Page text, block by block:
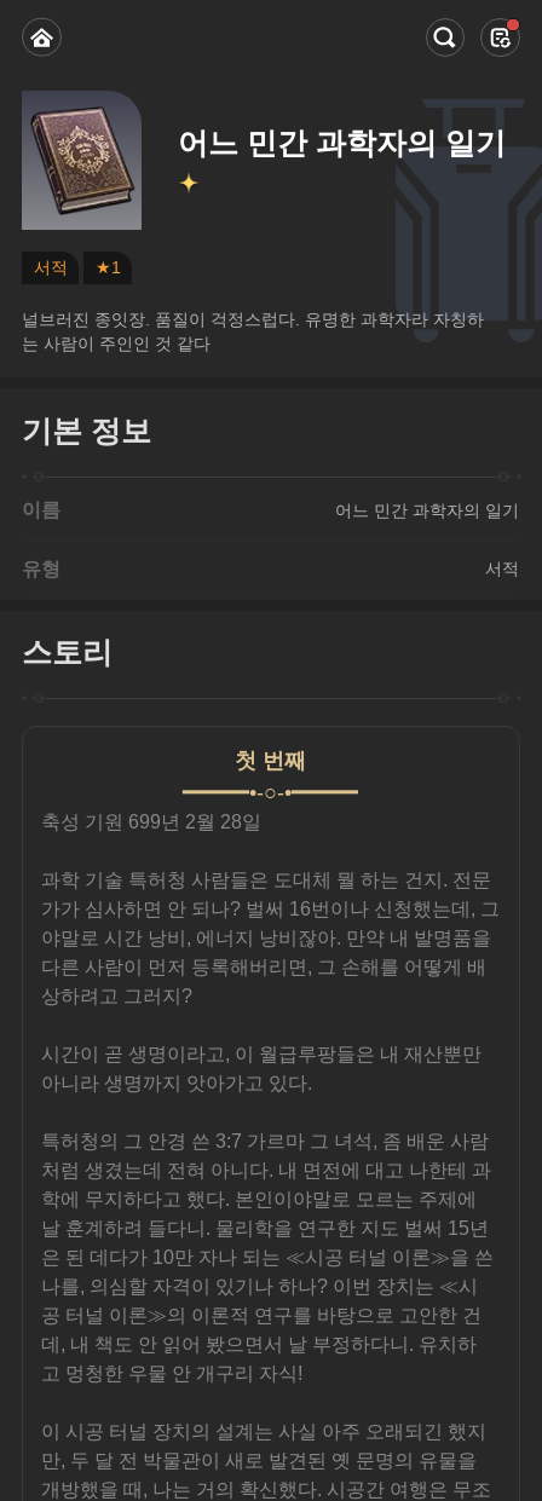
어느 민간 과학자의 일기
서적 ★1
널브러진 종잇장. 품질이 걱정스럽다. 유명한 과학자라 자칭하
는 사람이 주인인 것 같다
기본 정보
이름 어느 민간 과학자의 일기
유형 서적
스토리
첫 번째
━━━━━•-○-•━━━━━
축성 기원 699년 2월 28일
과학 기술 특허청 사람들은 도대체 뭘 하는 건지. 전문
가가 심사하면 안 되나? 벌써 16번이나 신청했는데, 그
야말로 시간 낭비, 에너지 낭비잖아. 만약 내 발명품을
다른 사람이 먼저 등록해버리면, 그 손해를 어떻게 배
상하려고 그러지?
시간이 곧 생명이라고, 이 월급루팡들은 내 재산뿐만
아니라 생명까지 앗아가고 있다.
특허청의 그 안경 쓴 3:7 가르마 그 녀석, 좀 배운 사람
처럼 생겼는데 전혀 아니다. 내 면전에 대고 나한테 과
학에 무지하다고 했다. 본인이야말로 모르는 주제에
날 훈계하려 들다니. 물리학을 연구한 지도 벌써 15년
은 된 데다가 10만 자나 되는 ≪시공 터널 이론≫을 쓴
나를, 의심할 자격이 있기나 하나? 이번 장치는 ≪시
공 터널 이론≫의 이론적 연구를 바탕으로 고안한 건
데, 내 책도 안 읽어 봤으면서 날 부정하다니. 유치하
고 멍청한 우물 안 개구리 자식!
이 시공 터널 장치의 설계는 사실 아주 오래되긴 했지
만, 두 달 전 박물관이 새로 발견된 옛 문명의 유물을
개방했을 때, 나는 거의 확신했다. 시공간 여행은 무조